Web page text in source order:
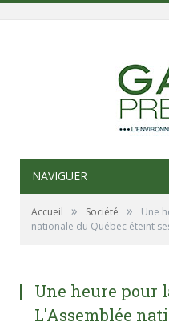
NAVIGUER
Accueil » Société »
Une
nationale du Québec éteint
Une heure pour
L'Assemblée